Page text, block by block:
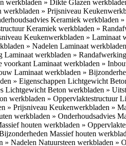
werkbladen » Dikte Glazen
werkbladen » Prijsniveau
Keramiek werkbladen
Keramiek werkbladen »
Keukenwerkbladen » Laminaat
» Nadelen Laminaat werkbladen
Laminaat werkbladen »
voorkant Laminaat werkbladen »
Laminaat werkbladen »
» Eigenschappen Lichtgewicht
Lichtgewicht Beton werkbladen »
werkbladen » Oppervlaktestructuur
» Prijsniveau Keukenwerkbladen »
werkbladen » Onderhoudsadvies
houten werkbladen »
Massief houten
» Nadelen Natuursteen werkbladen »